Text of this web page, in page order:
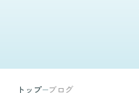
トップ ブログ